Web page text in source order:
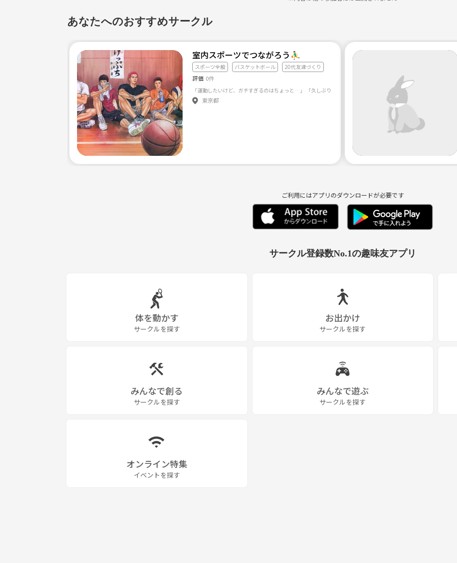
見学や参加希望の方、何か聞きたいことがある方は遠慮なくメッセージお願いします✨
あなたへのおすすめサークル
室内スポーツでつながろう⛹️‍♂️
スポーツ全般 バスケットボール 20代友達づくり
評価 0件
東京都
ご利用にはアプリのダウンロードが必要です
サークル登録数No.1の趣味友アプリ
体を動かす
サークルを探す
お出かけ
サークルを探す
みんなで創る
サークルを探す
みんなで遊ぶ
サークルを探す
オンライン特集
イベントを探す